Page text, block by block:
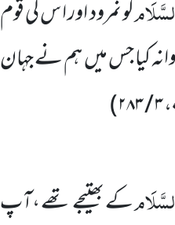
کو نمرود اور ا س کی قوم
کیا جس میںہم نے جہان
)
کے بھتیجے تھے ،آپ